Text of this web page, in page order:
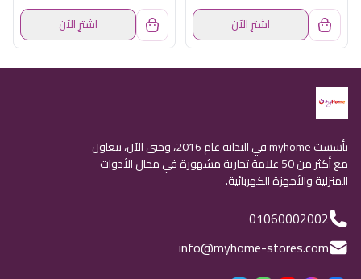
اشترِ الآن
اشترِ الآن
تأسست myhome في البداية عام 2016، وحتى الآن، نتعاون
مع أكثر من 50 علامة تجارية مشهورة في مجال الأدوات
المنزلية والأجهزة الكهربائية.
01060002002
info@myhome-stores.com